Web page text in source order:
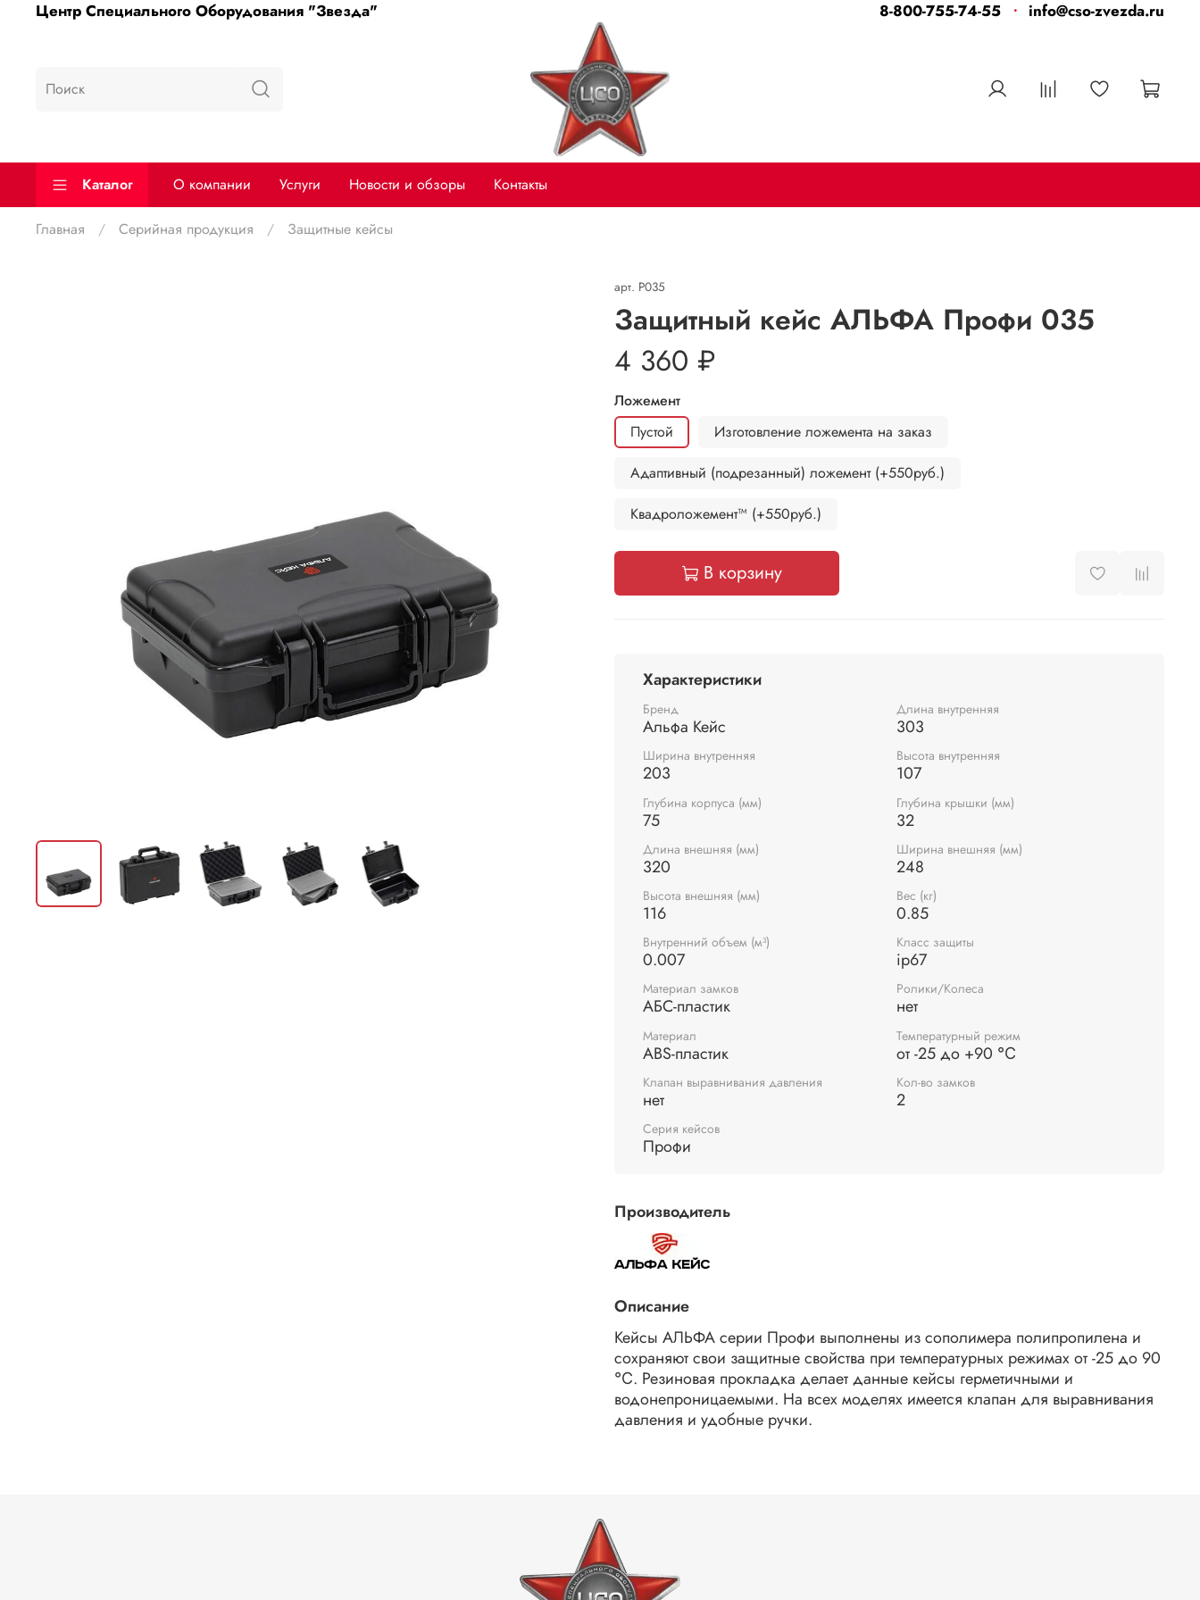
Центр Специального Оборудования "Звезда" 8-800-755-74-55 info@cso-zvezda.ru
Каталог О компании Услуги Новости и обзоры Контакты
Главная Серийная продукция Защитные кейсы
арт. P035
Защитный кейс АЛЬФА Профи 035
4 360 ₽
Ложемент
Пустой
Изготовление ложемента на заказ
Адаптивный (подрезанный) ложемент (+550руб.)
Квадроложемент™ (+550руб.)
В корзину
Характеристики
Бренд
Альфа Кейс
Длина внутренняя
303
Ширина внутренняя
203
Высота внутренняя
107
Глубина корпуса (мм)
75
Глубина крышки (мм)
32
Длина внешняя (мм)
320
Ширина внешняя (мм)
248
Высота внешняя (мм)
116
Вес (кг)
0.85
Внутренний объем (м³)
0.007
Класс защиты
ip67
Материал замков
АБС-пластик
Ролики/Колеса
нет
Материал
ABS-пластик
Температурный режим
от -25 до +90 ℃
Клапан выравнивания давления
нет
Кол-во замков
2
Серия кейсов
Профи
Производитель
Описание
Кейсы АЛЬФА серии Профи выполнены из сополимера полипропилена и
сохраняют свои защитные свойства при температурных режимах от -25 до 90
℃. Резиновая прокладка делает данные кейсы герметичными и
водонепроницаемыми. На всех моделях имеется клапан для выравнивания
давления и удобные ручки.